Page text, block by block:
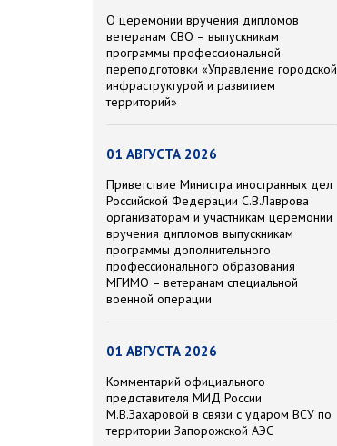
О церемонии вручения дипломов
ветеранам СВО – выпускникам
программы профессиональной
переподготовки «Управление городской
инфраструктурой и развитием
территорий»
01 АВГУСТА 2026
Приветствие Министра иностранных дел
Российской Федерации С.В.Лаврова
организаторам и участникам церемонии
вручения дипломов выпускникам
программы дополнительного
профессионального образования
МГИМО – ветеранам специальной
военной операции
01 АВГУСТА 2026
Комментарий официального
представителя МИД России
М.В.Захаровой в связи с ударом ВСУ по
территории Запорожской АЭС